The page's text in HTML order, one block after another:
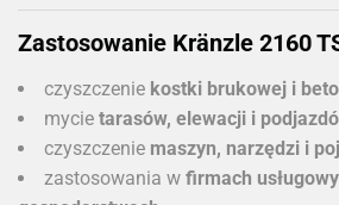
Zastosowanie Kränzle 2160
czyszczenie kostki brukowej i
mycie tarasów, elewacji i
czyszczenie maszyn, narzędzi i
zastosowania w firmach